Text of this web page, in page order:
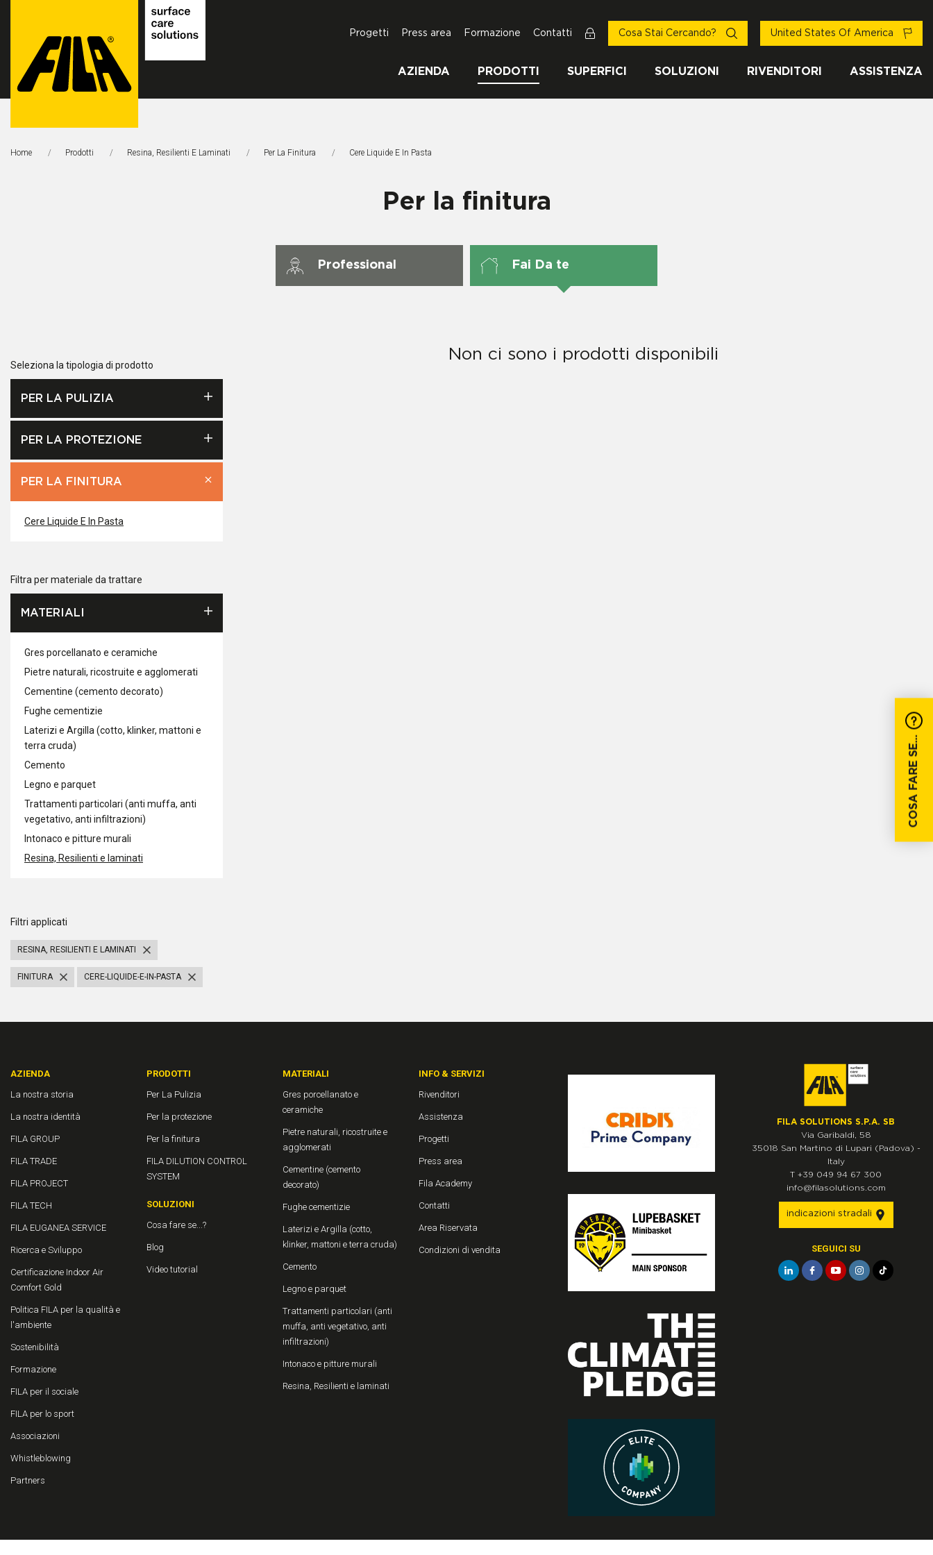
Solutions
AZIENDA PRODOTTI SUPERFICI SOLUZIONI RIVENDITORI ASSISTENZA
Progetti Press area Formazione Contatti Cosa Stai Cercando? United States Of America
COSA FARE SE...
Home Prodotti Resina, Resilienti E Laminati Per La Finitura Pagina Corrente:
Cere Liquide E In Pasta
Per la finitura
Professional Fai Da te
Seleziona la tipologia di prodotto
PER LA PULIZIA
PER LA PROTEZIONE
PER LA FINITURA
Cere Liquide E In Pasta
Filtra per materiale da trattare
MATERIALI
Gres porcellanato e ceramiche
Pietre naturali, ricostruite e agglomerati
Cementine (cemento decorato)
Fughe cementizie
Laterizi e Argilla (cotto, klinker, mattoni e
terra cruda)
Cemento
Legno e parquet
Trattamenti particolari (anti muffa, anti
vegetativo, anti infiltrazioni)
Intonaco e pitture murali
Resina, Resilienti e laminati
Filtri applicati
RESINA, RESILIENTI E LAMINATI
FINITURA CERE-LIQUIDE-E-IN-PASTA
Non ci sono i prodotti disponibili
AZIENDA
La nostra storia
La nostra identità
FILA GROUP
FILA TRADE
FILA PROJECT
FILA TECH
FILA EUGANEA SERVICE
Ricerca e Sviluppo
Certificazione Indoor Air
Comfort Gold
Politica FILA per la qualità e
l'ambiente
Sostenibilità
Formazione
FILA per il sociale
FILA per lo sport
Associazioni
Whistleblowing
Partners
PRODOTTI
Per La Pulizia
Per la protezione
Per la finitura
FILA DILUTION CONTROL
SYSTEM
SOLUZIONI
Cosa fare se...?
Blog
Video tutorial
MATERIALI
Gres porcellanato e
ceramiche
Pietre naturali, ricostruite e
agglomerati
Cementine (cemento
decorato)
Fughe cementizie
Laterizi e Argilla (cotto,
klinker, mattoni e terra cruda)
Cemento
Legno e parquet
Trattamenti particolari (anti
muffa, anti vegetativo, anti
infiltrazioni)
Intonaco e pitture murali
Resina, Resilienti e laminati
INFO & SERVIZI
Rivenditori
Assistenza
Progetti
Press area
Fila Academy
Contatti
Area Riservata
Condizioni di vendita
FILA SOLUTIONS S.P.A. SB
Via Garibaldi, 58
35018 San Martino di Lupari (Padova) -
Italy
T +39 049 94 67 300
info@filasolutions.com
indicazioni stradali
SEGUICI SU